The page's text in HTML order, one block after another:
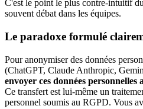
C'est le point le plus contre-intuitif
souvent débat dans les équipes.
Le paradoxe formulé
Pour anonymiser des données
(ChatGPT, Claude Anthropic,
envoyer ces données
Ce transfert est lui-même un
personnel soumis au RGPD. Vous